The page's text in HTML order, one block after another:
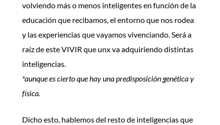
volviendo más o menos inteligentes en función de la
educación que recibamos, el entorno que nos rodea
y las experiencias que vayamos vivenciando. Será a
raíz de este VIVIR que unx va adquiriendo distintas
inteligencias.
*aunque es cierto que hay una predisposición genética y
física.
Dicho esto, hablemos del resto de inteligencias que